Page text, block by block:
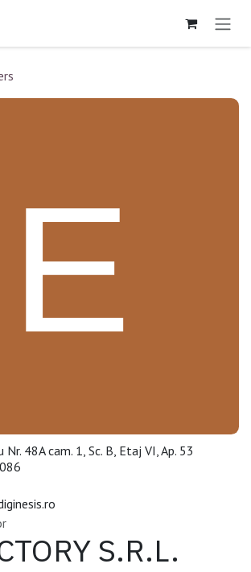
Nr. 48A cam. 1, Sc. B, Etaj VI, Ap. 53
S.R.L.